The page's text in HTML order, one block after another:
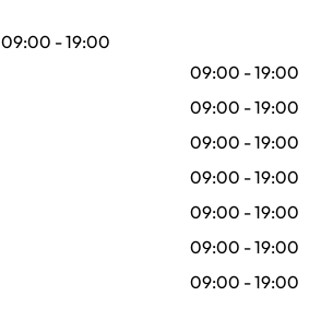
09:00 - 19:00
09:00 - 19:00
09:00 - 19:00
09:00 - 19:00
09:00 - 19:00
09:00 - 19:00
09:00 - 19:00
09:00 - 19:00